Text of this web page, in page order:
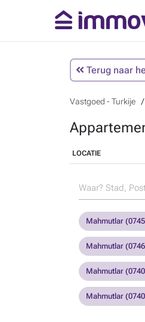
Terug naar
Vastgoed - Turkije
LOCATIE
Mahmutlar
Mahmutlar
Mahmutlar
Mahmutlar